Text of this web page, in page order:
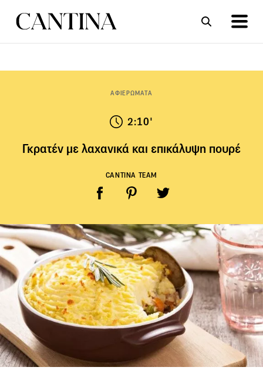
ΑΦΙΕΡΩΜΑΤΑ
2:10'
Γκρατέν με λαχανικά και επικάλυψη πουρέ
CANTINA TEAM